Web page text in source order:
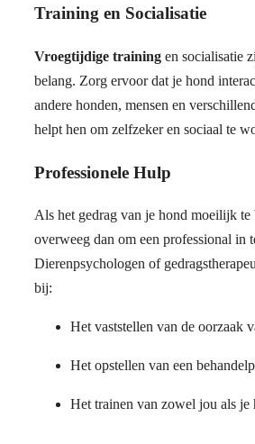
Training en Socialisatie
Vroegtijdige training en socialisatie
belang. Zorg ervoor dat je hond
andere honden, mensen en
helpt hen om zelfzeker en sociaal te
Professionele Hulp
Als het gedrag van je hond moeilijk te
overweeg dan om een professional in
Dierenpsychologen of
bij:
Het vaststellen van de oorzaak
Het opstellen van een
Het trainen van zowel jou als je